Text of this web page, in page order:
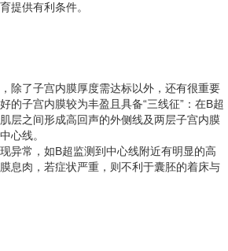
提供有利条件。
除了子宫内膜厚度需达标以外，还有很重要
的子宫内膜较为丰盈且具备“三线征”：在B超
层之间形成高回声的外侧线及两层子宫内膜
心线。
异常，如B超监测到中心线附近有明显的高
息肉，若症状严重，则不利于囊胚的着床与